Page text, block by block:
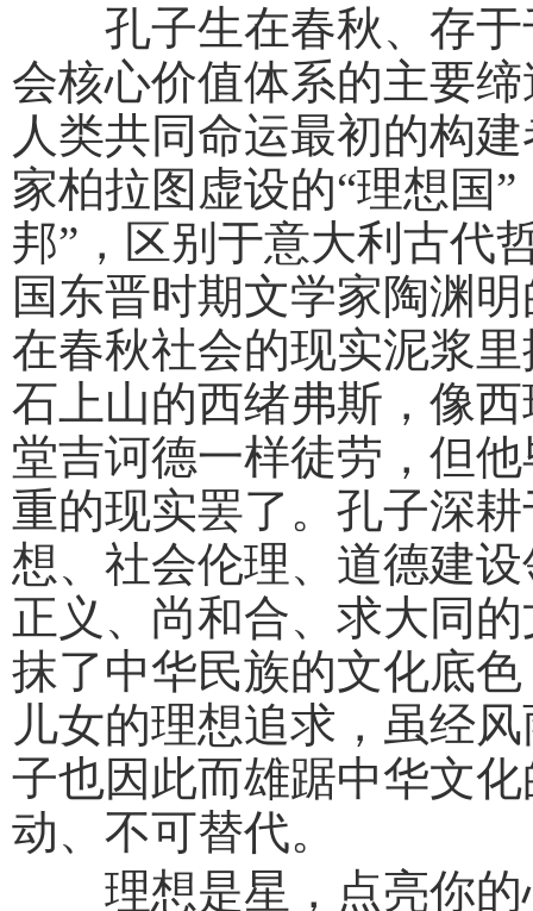
孔子生在春秋、存于
会核心价值体系的主要
人类共同命运最初的构
家柏拉图虚设的“理想国
邦”，区别于意大利古代
国东晋时期文学家陶渊
在春秋社会的现实泥浆
石上山的西绪弗斯，像
堂吉诃德一样徒劳，但
重的现实罢了。孔子深
想、社会伦理、道德建
正义、尚和合、求大同
抹了中华民族的文化底
儿女的理想追求，虽经
子也因此而雄踞中华文
动、不可替代。
理想是星，点亮你的